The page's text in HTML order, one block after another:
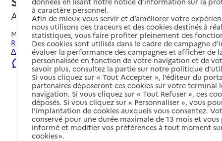
Amiens, SOMME
Mis à jour le04/08/2026
Rechercher les établissements et services autour de
Amiens.
Signaler une erreur
à caractère personnel.
Afin de mieux vous servir et d’améliorer votre
nous utilisons des traceurs et des cookies destinés à
statistiques, vous faire profiter pleinement des
Des cookies sont utilisés dans le cadre de campagne
évaluer la performance des campagnes et afficher de
personnalisée en fonction de votre navigation et de
savoir plus, consultez la partie sur notre politique
Si vous cliquez sur « Tout Accepter », l’éditeur du
partenaires déposeront ces cookies sur votre terminal
navigation. Si vous cliquez sur « Tout Refuser », ces
déposés. Si vous cliquez sur « Personnaliser », vous
l’implantation de cookies auxquels vous consentez.
conservé pour une durée maximale de 13 mois et
informé et modifier vos préférences à tout moment
cookies ».